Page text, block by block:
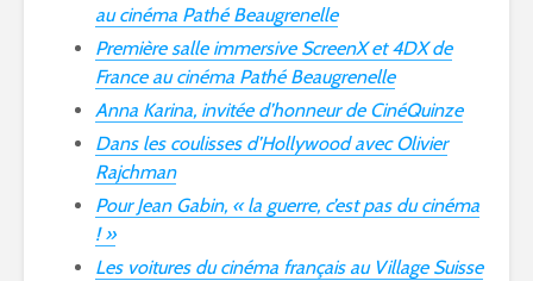
au cinéma Pathé Beaugrenelle
Première salle immersive ScreenX et 4DX de
France au cinéma Pathé Beaugrenelle
Anna Karina, invitée d’honneur de CinéQuinze
Dans les coulisses d’Hollywood avec Olivier
Rajchman
Pour Jean Gabin, « la guerre, c’est pas du cinéma
! »
Les voitures du cinéma français au Village Suisse